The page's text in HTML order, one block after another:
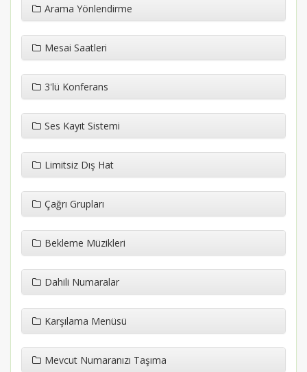
Arama Yönlendirme
Mesai Saatleri
3'lü Konferans
Ses Kayıt Sistemi
Limitsiz Dış Hat
Çağrı Grupları
Bekleme Müzikleri
Dahili Numaralar
Karşılama Menüsü
Mevcut Numaranızı Taşıma